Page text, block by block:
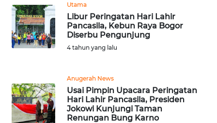
Utama
Libur Peringatan Hari Lahir
Pancasila, Kebun Raya Bogor
Diserbu Pengunjung
4 tahun yang lalu
Anugerah News
Usai Pimpin Upacara Peringatan
Hari Lahir Pancasila, Presiden
Jokowi Kunjungi Taman
Renungan Bung Karno
KARIR
DISCLAIMER
WN
SUMUT